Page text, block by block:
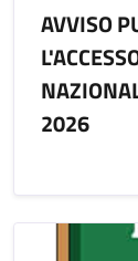
AVVISO
2026